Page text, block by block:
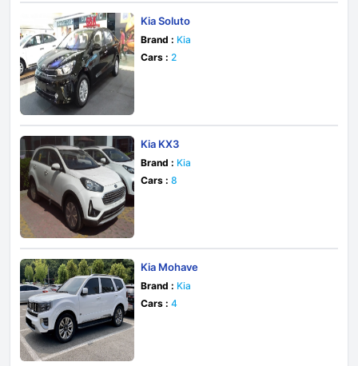
Kia Soluto
Brand : Kia
Cars : 2
Kia KX3
Brand : Kia
Cars : 8
Kia Mohave
Brand : Kia
Cars : 4